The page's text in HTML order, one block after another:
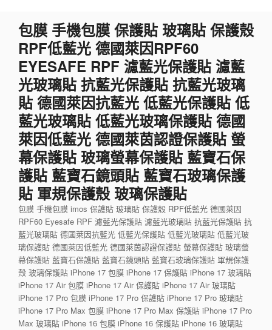
包膜 手機包膜 保護貼 玻璃貼 保護殼
RPF低藍光 德國萊因RPF60
EYESAFE RPF 濾藍光保護貼 濾藍
光玻璃貼 抗藍光保護貼 抗藍光玻璃
貼 德國萊因抗藍光 低藍光保護貼 低
藍光玻璃貼 低藍光玻璃保護貼 德國
萊因低藍光 德國萊茵認證保護貼 螢
幕保護貼 玻璃螢幕保護貼 藍寶石保
護貼 藍寶石鏡頭貼 藍寶石玻璃保護
貼 軍規保護殼 玻璃保護貼
包膜 手機包膜 imos 保護貼 玻璃貼 保護殼 RPF低藍光 德國萊因
RPF60 Eyesafe RPF 濾藍光保護貼 濾藍光玻璃貼 抗藍光保護貼 抗
藍光玻璃貼 德國萊因抗藍光 低藍光保護貼 低藍光玻璃貼 低藍光玻
璃保護貼 德國萊因低藍光 德國萊茵認證保護貼 螢幕保護貼 玻璃螢
幕保護貼 藍寶石保護貼 藍寶石鏡頭貼 藍寶石玻璃保護貼 軍規保護
殼 玻璃保護貼 iPhone 17 包膜 iPhone 17 保護貼 iPhone 17 玻璃貼
iPhone 17 Air 包膜 iPhone 17 Air 保護貼 iPhone 17 Air 玻璃貼
iPhone 17 Pro 包膜 iPhone 17 Pro 保護貼 iPhone 17 Pro 玻璃貼
iPhone 17 Pro Max 包膜 iPhone 17 Pro Max 保護貼 iPhone 17 Pro
Max 玻璃貼 iPhone 16 包膜 iPhone 16 保護貼 iPhone 16 玻璃貼